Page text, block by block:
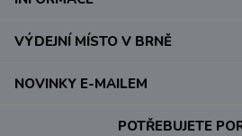
VÝDEJNÍ MÍSTO V BRNĚ
POTŘEBUJETE
NOVINKY E-MAILEM